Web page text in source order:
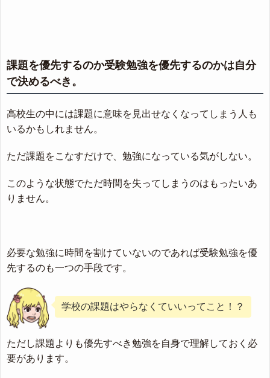
課題を優先するのか受験勉強を優先するのかは自分
で決めるべき。
高校生の中には課題に意味を見出せなくなってしまう人も
いるかもしれません。
ただ課題をこなすだけで、勉強になっている気がしない。
このような状態でただ時間を失ってしまうのはもったいあ
りません。
必要な勉強に時間を割けていないのであれば受験勉強を優
先するのも一つの手段です。
学校の課題はやらなくていいってこと！？
ただし課題よりも優先すべき勉強を自身で理解しておく必
要があります。